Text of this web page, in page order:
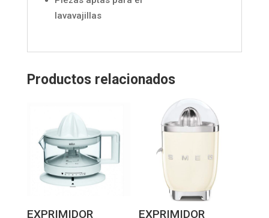
lavavajillas
Productos relacionados
EXPRIMIDOR
EXPRIMIDOR